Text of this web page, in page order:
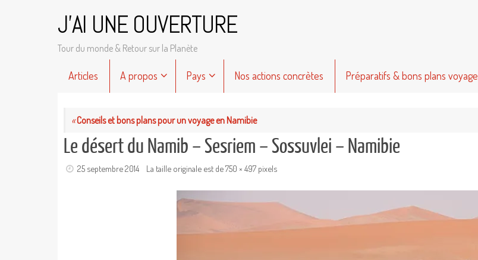
J'AI UNE OUVERTURE
Tour du monde & Retour sur la Planète
Articles A propos Pays Nos actions concrètes Préparatifs & bons plans voyage
«Conseils et bons plans pour un voyage en Namibie
Le désert du Namib – Sesriem – Sossuvlei – Namibie
25 septembre 2014 La taille originale est de750 × 497 pixels